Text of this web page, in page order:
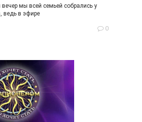
вечер мы всей семьей собрались у
ведь в эфире
0